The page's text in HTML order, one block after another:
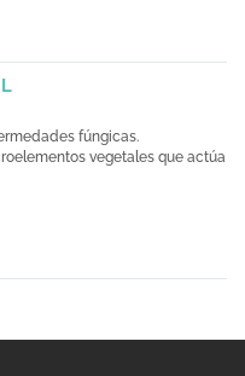
fúngicas.
vegetales que actúa